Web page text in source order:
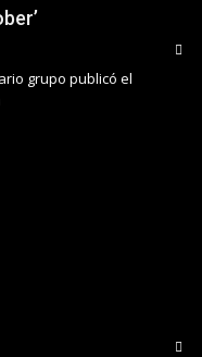
grupo publicó el